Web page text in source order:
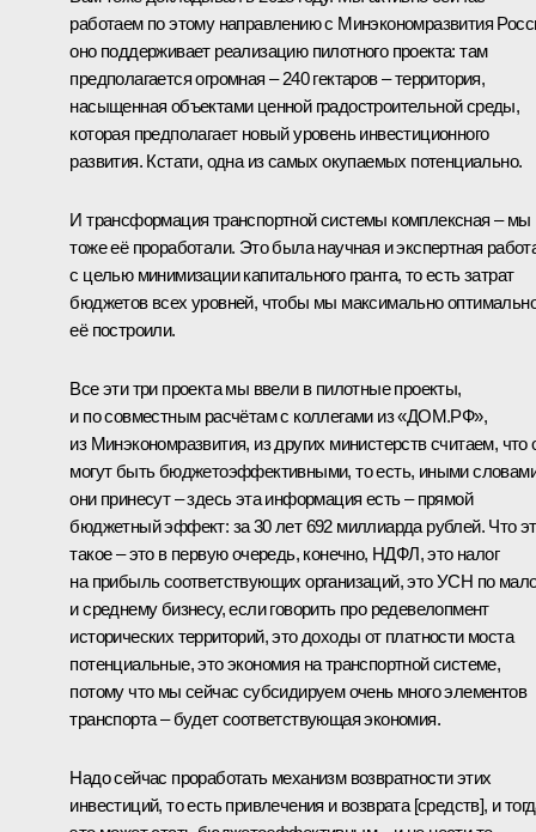
работаем по этому направлению с Минэкономразвития
оно поддерживает реализацию пилотного проекта: там
предполагается огромная – 240 гектаров – территория,
насыщенная объектами ценной градостроительной среды,
которая предполагает новый уровень инвестиционного
развития. Кстати, одна из самых окупаемых потенциально.
И трансформация транспортной системы комплексная – мы
тоже её проработали. Это была научная и экспертная
с целью минимизации капитального гранта, то есть затрат
бюджетов всех уровней, чтобы мы максимально
её построили.
Все эти три проекта мы ввели в пилотные проекты,
и по совместным расчётам с коллегами из «ДОМ.РФ»,
из Минэкономразвития, из других министерств считаем, что
могут быть бюджетоэффективными, то есть, иными
они принесут – здесь эта информация есть – прямой
бюджетный эффект: за 30 лет 692 миллиарда рублей. Что
такое – это в первую очередь, конечно, НДФЛ, это налог
на прибыль соответствующих организаций, это УСН по
и среднему бизнесу, если говорить про редевелопмент
исторических территорий, это доходы от платности моста
потенциальные, это экономия на транспортной системе,
потому что мы сейчас субсидируем очень много элементов
транспорта – будет соответствующая экономия.
Надо сейчас проработать механизм возвратности этих
инвестиций, то есть привлечения и возврата [средств], и